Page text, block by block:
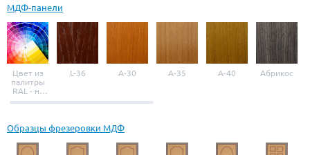
МДФ-панели
Цвет из
палитры
RAL - на
выбор
L-36 A-30 A-35 A-40 Абрикос
Образцы фрезеровки МДФ